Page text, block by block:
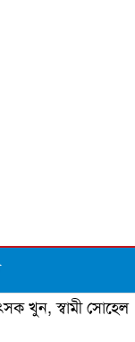
চক্রের ৮
করতে গিয়ে ২
খুন, স্বামী সোহেল